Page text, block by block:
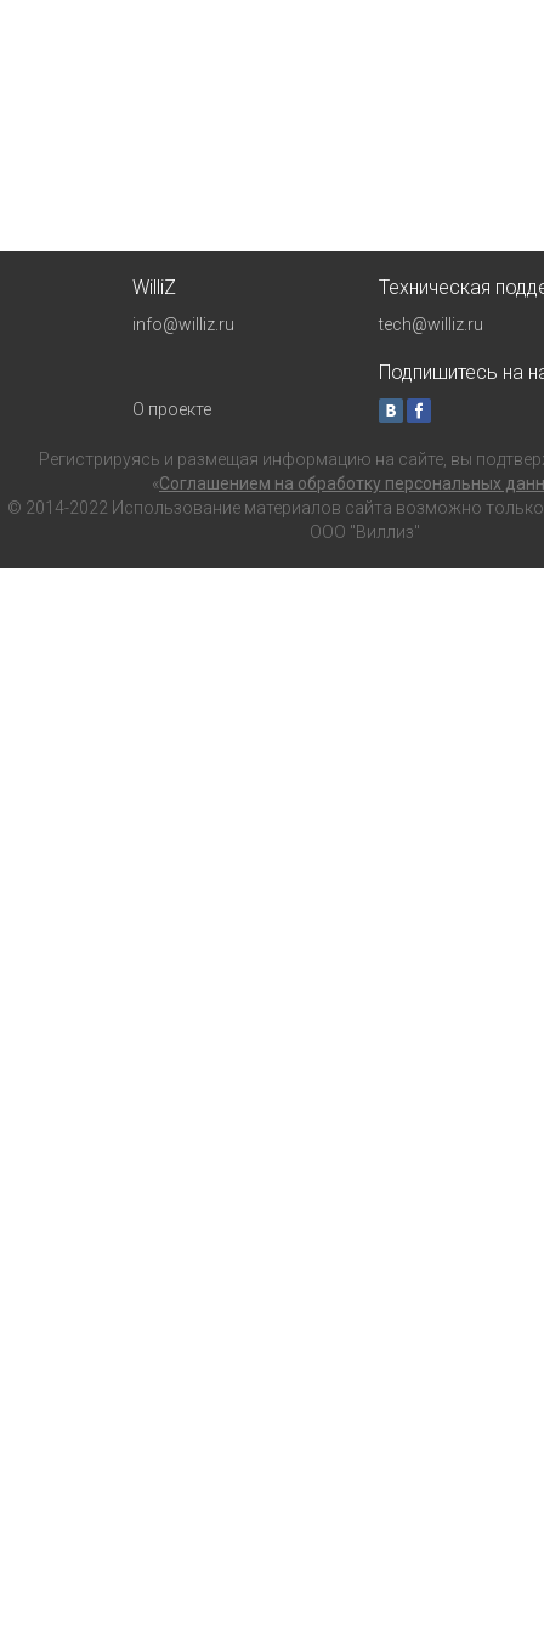
WilliZ
info@williz.ru
Техническая
tech@williz.ru
О проекте
Подпишитесь на
Регистрируясь и размещая информацию на сайте, вы
«Соглашением на обработку персональных
© 2014-2022 Использование материалов сайта возможно
ООО "Виллиз"